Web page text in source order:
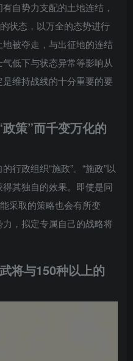
自势力支配的土地连结，
状态，以万全的态势进行
被夺走，与出征地的连结
低下与状态异常等影响从
维持战线的十分重要的要
策”而千变万化的
行政组织“施政”。“施政”以
其独自的效果。即使是同
采取的策略也会有所变
，拟定专属自己的战略将
将与150种以上的